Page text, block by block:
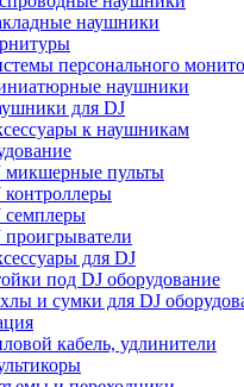
наушники
персонального
наушники
для DJ
к наушникам
микшерные пульты
контроллеры
семплеры
проигрыватели
для DJ
под DJ оборудование
и сумки для DJ
кабель, удлинители